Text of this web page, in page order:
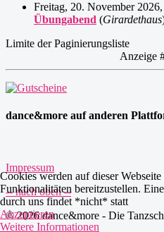
Freitag, 20. November
Übungabend (Girardethaus
Limite der Paginierungsliste
Anzeige
dance&more auf anderen
Impressum
-- nach oben --
© 2026 dance&more - Die
Cookies werden auf dieser
Funktionalitäten bereitzustellen.
durch uns findet *nicht* statt
Akzeptieren
Weitere Informationen